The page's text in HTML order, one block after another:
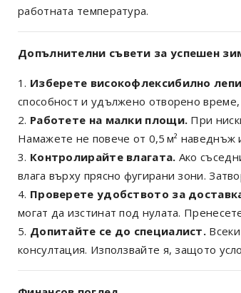
работната температура.
Допълнителни съвети за успешен
Изберете високофлексибилно
способност и удължено отворено
Работете на малки площи. При
Намажете не повече от 0,5 м² наведнъж
Контролирайте влагата. Ако
влага върху прясно фугирани зони.
Проверете удобството за
могат да изстинат под нулата.
Допитайте се до специалист.
консултация. Използвайте я, защото